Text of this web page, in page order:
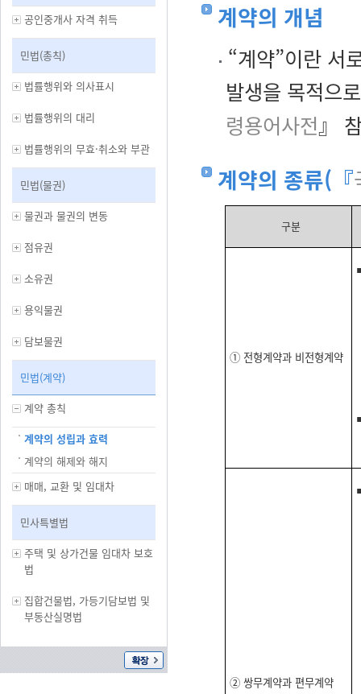
공인중개사 자격 취득
민법(총칙)
법률행위와 의사표시
법률행위의 대리
법률행위의 무효·취소와 부관
민법(물권)
물권과 물권의 변동
점유권
소유권
용익물권
담보물권
민법(계약)
계약 총칙
계약의 성립과 효력
계약의 해제와 해지
매매, 교환 및 임대차
민사특별법
주택 및 상가건물 임대차 보호
법
집합건물법, 가등기담보법 및
부동산실명법
계약의 개념
“계약”이란 서
발생을 목적으
령용어사전』
계약의 종류(『
구분
① 전형계약과 비전형계약
② 쌍무계약과 편무계약